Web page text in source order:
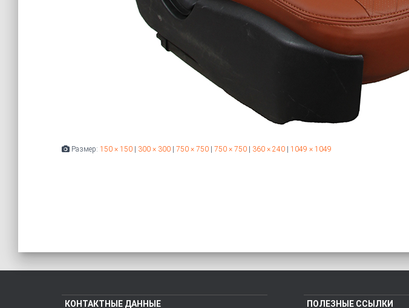
Размер: 150 × 150 300 × 300 750 × 750 750 × 750 360 × 240 1049 × 1049
КОНТАКТНЫЕ ДАННЫЕ ПОЛЕЗНЫЕ ССЫЛКИ